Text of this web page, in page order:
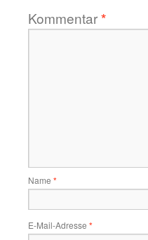
Kommentar*
Name *
E-Mail-Adresse *